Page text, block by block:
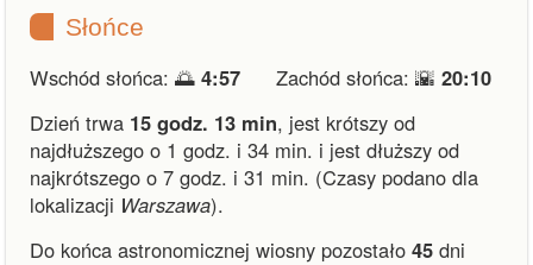
Słońce
Wschód słońca: 🌅 4:57 Zachód słońca: 🌇 20:10
Dzień trwa 15 godz. 13 min, jest krótszy od
najdłuższego o 1 godz. i 34 min. i jest dłuższy od
najkrótszego o 7 godz. i 31 min. (Czasy podano dla
lokalizacji Warszawa).
Do końca astronomicznej wiosny pozostało 45 dni